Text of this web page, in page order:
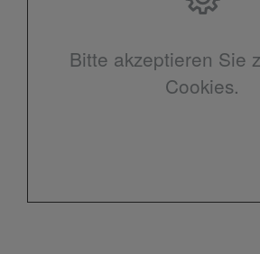
Bitte akzeptieren Sie
Cookies.